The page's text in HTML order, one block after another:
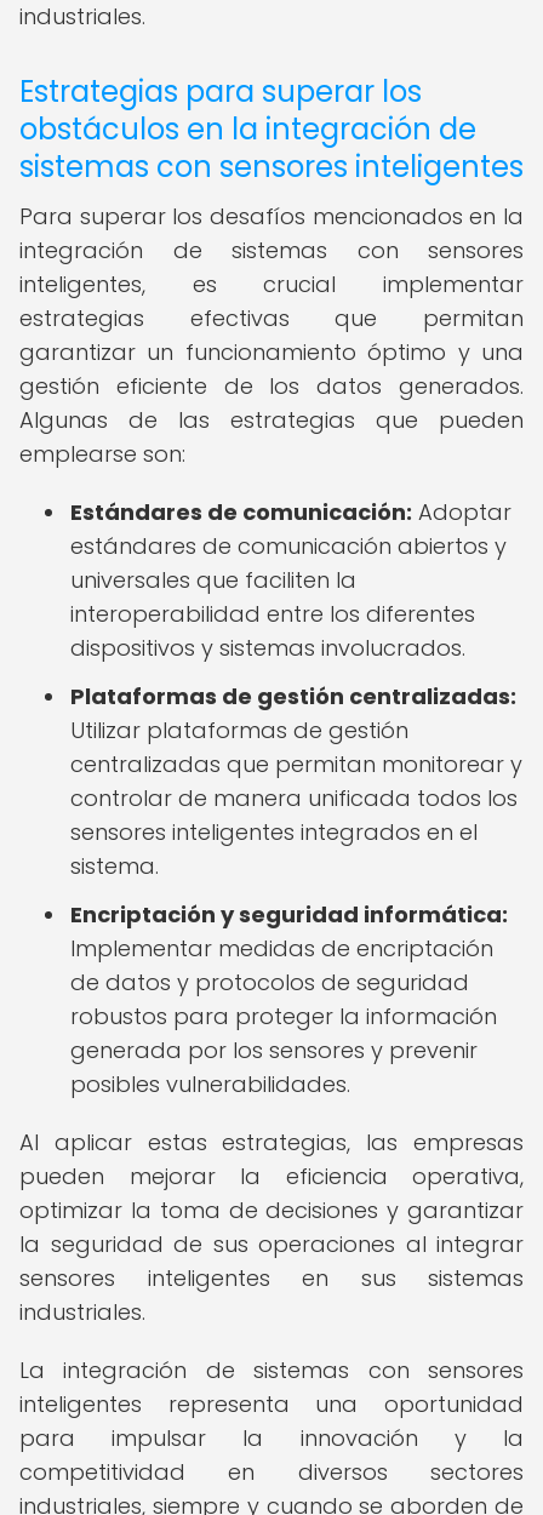
industriales.
Estrategias para superar los
obstáculos en la integración de
sistemas con sensores inteligentes
Para superar los desafíos mencionados en la
integración de sistemas con sensores
inteligentes, es crucial implementar
estrategias efectivas que permitan
garantizar un funcionamiento óptimo y una
gestión eficiente de los datos generados.
Algunas de las estrategias que pueden
emplearse son:
Estándares de comunicación: Adoptar
estándares de comunicación abiertos y
universales que faciliten la
interoperabilidad entre los diferentes
dispositivos y sistemas involucrados.
Plataformas de gestión centralizadas:
Utilizar plataformas de gestión
centralizadas que permitan monitorear y
controlar de manera unificada todos los
sensores inteligentes integrados en el
sistema.
Encriptación y seguridad informática:
Implementar medidas de encriptación
de datos y protocolos de seguridad
robustos para proteger la información
generada por los sensores y prevenir
posibles vulnerabilidades.
Al aplicar estas estrategias, las empresas
pueden mejorar la eficiencia operativa,
optimizar la toma de decisiones y garantizar
la seguridad de sus operaciones al integrar
sensores inteligentes en sus sistemas
industriales.
La integración de sistemas con sensores
inteligentes representa una oportunidad
para impulsar la innovación y la
competitividad en diversos sectores
industriales, siempre y cuando se aborden de